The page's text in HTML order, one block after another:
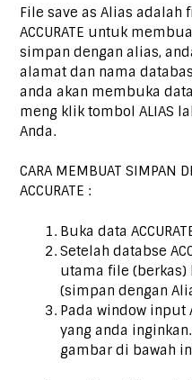
File save as Alias adalah
ACCURATE untuk
simpan dengan alias,
alamat dan nama
anda akan membuka
meng klik tombol ALIAS
Anda.
CARA MEMBUAT SIMPAN
ACCURATE :
Buka data
Setelah databse
utama file (berkas)
(simpan dengan
Pada window input
yang anda
gambar di bawah